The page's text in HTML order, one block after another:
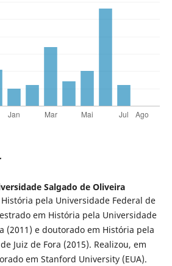
Salgado de Oliveira
pela Universidade Federal de
em História pela Universidade
(2011) e doutorado em História pela
Juiz de Fora (2015). Realizou, em
em Stanford University (EUA).